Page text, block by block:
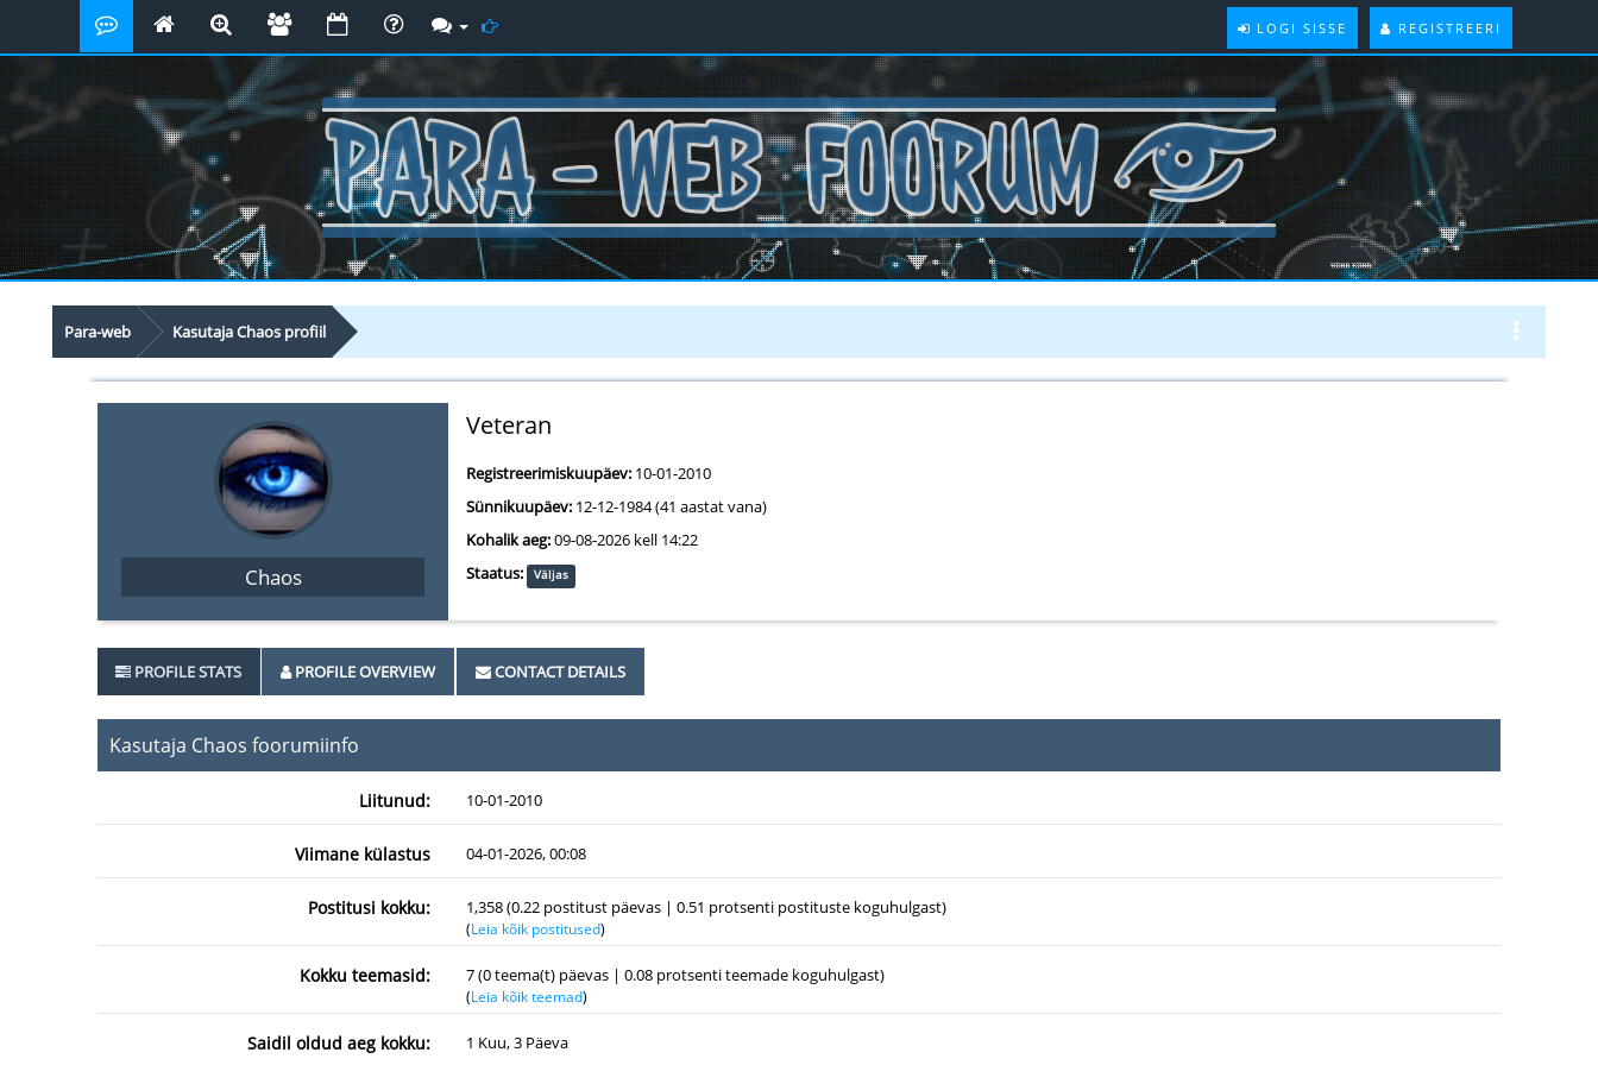
LOGI SISSE REGISTREERI
Para-web Kasutaja Chaos profiil
Chaos
Veteran
Registreerimiskuupäev: 10-01-2010
Sünnikuupäev: 12-12-1984 (41 aastat vana)
Kohalik aeg:09-08-2026 kell 14:22
Staatus:
Väljas
PROFILE STATS PROFILE OVERVIEW CONTACT DETAILS
Kasutaja Chaos foorumiinfo
Liitunud: 10-01-2010
Viimane külastus 04-01-2026, 00:08
Postitusi kokku: 1,358 (0.22 postitust päevas | 0.51 protsenti postituste koguhulgast)
(Leia kõik postitused)
Kokku teemasid: 7 (0 teema(t) päevas | 0.08 protsenti teemade koguhulgast)
(Leia kõik teemad)
Saidil oldud aeg kokku: 1 Kuu, 3 Päeva